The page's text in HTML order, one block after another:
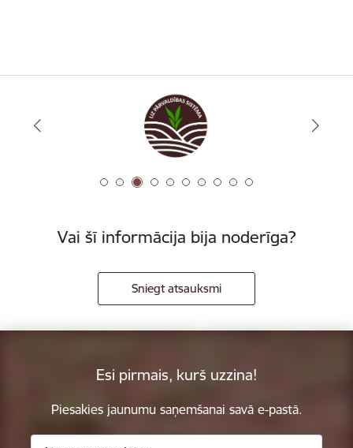
Vai šī informācija bija noderīga?
Sniegt atsauksmi
Esi pirmais, kurš uzzina!
Piesakies jaunumu saņemšanai savā e-pastā.